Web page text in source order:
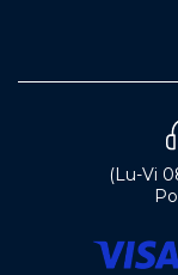
(Lu-Vi